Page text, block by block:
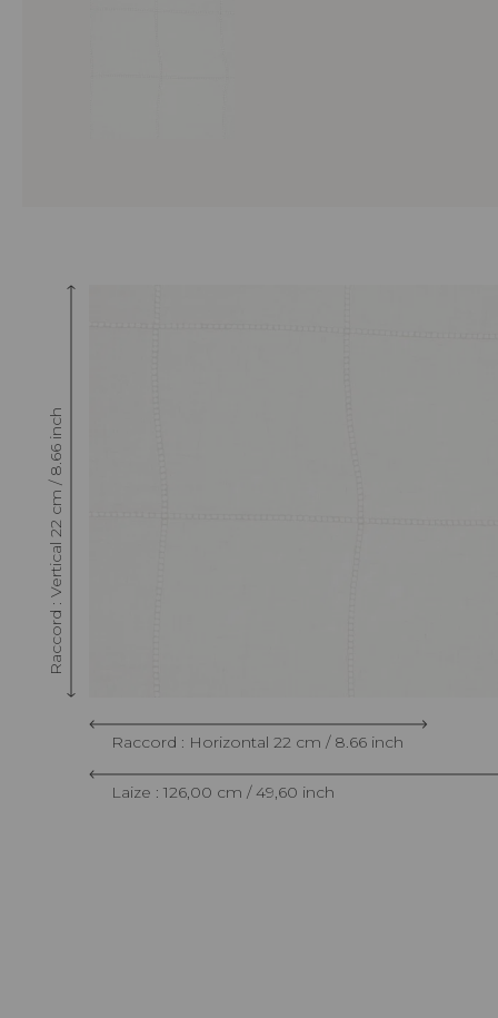
Raccord : Vertical 22 cm / 8.66 inch
Raccord : Horizontal 22 cm / 8.66 inch
Laize : 126,00 cm / 49,60 inch